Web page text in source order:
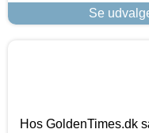
Se
Hos GoldenTimes.dk